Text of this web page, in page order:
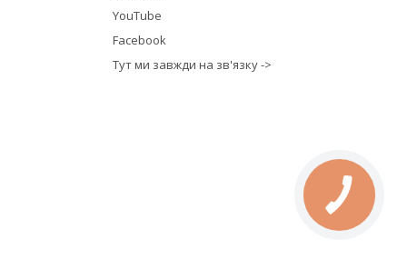
YouTube
Facebook
Тут ми завжди на зв'язку ->